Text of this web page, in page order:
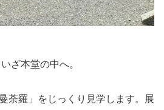
ざ本堂の中へ。
荼羅」をじっくり見学します。展